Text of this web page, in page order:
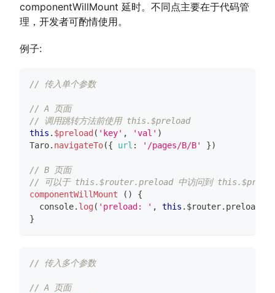
componentWillMount 延时。不同点主要在于代码管
理，开发者可酌情使用。
例子:
// 传入单个参数
// A 页面
// 调用跳转方法前使用 this.$preload
this . $preload ( 'key' , 'val' )
Taro. navigateTo({ url : '/pages/B/B' })
// B 页面
// 可以于 this.$router.preload 中访问到
componentWillMount
( )
{
console. log( 'preload: ' , this . $router. preload
}
// 传入多个参数
// A 页面